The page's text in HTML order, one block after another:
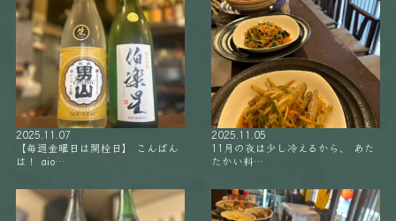
2025.11.07
【毎週金曜日は開栓日】 こんばん
は！ aio…
2025.11.05
11月の夜は少し冷えるから、 あた
たかい料…